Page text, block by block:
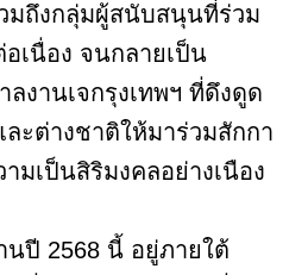
มถึงกลุ่มผู้สนับสนุนที่ร่วม
เนื่อง จนกลายเป็น
งานเจกรุงเทพฯ ที่ดึงดูด
ะต่างชาติให้มาร่วมสักกา
มเป็นสิริมงคลอย่างเนือง
2568 นี้ อยู่ภายใต้